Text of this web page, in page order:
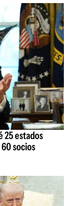
25 estados
socios